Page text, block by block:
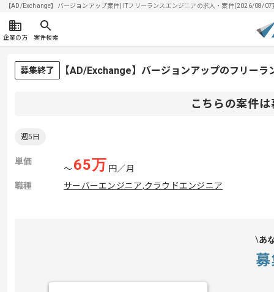
【AD/Exchange】バージョンアップ案件| ITフリーランスエンジニアの求人・案件(2026/08/07
企業の方 案件検索
募集終了 【AD/Exchange】バージョンアップのフリーラ
こちらの案件
週5日
単価
〜65万 円／月
職種
サーバーエンジニア,クラウドエンジニア
あ